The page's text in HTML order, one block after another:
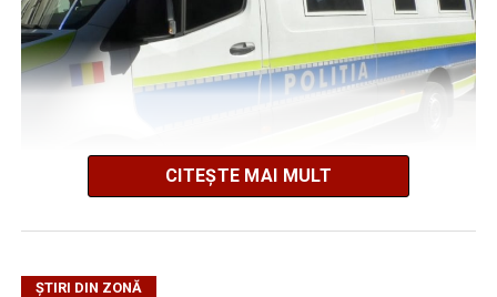
Potrivit Inspectoratului de Poliție Județean Alba, din
cercetările efectuate până în acest moment a reieșit că,
consumului de alcool, bărbatul și-ar fi agresat fizic
CITEȘTE MAI MULT
ȘTIRI DIN ZONĂ